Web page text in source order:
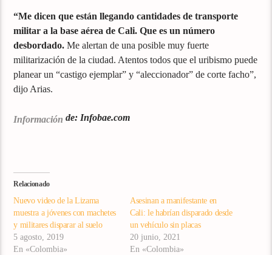
“Me dicen que están llegando cantidades de transporte
militar a la base aérea de Cali. Que es un número
desbordado.Me alertan de una posible muy fuerte
militarización de la ciudad. Atentos todos que el uribismo puede
planear un “castigo ejemplar” y “aleccionador” de corte facho”,
dijo Arias.
Información de: Infobae.com
Relacionado
Nuevo video de la Lizama
muestra a jóvenes con machetes
y militares disparar al suelo
5 agosto, 2019
En «Colombia»
Asesinan a manifestante en
Cali: le habrían disparado desde
un vehículo sin placas
20 junio, 2021
En «Colombia»